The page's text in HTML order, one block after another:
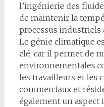
l’ingénierie des
de maintenir la
processus industriels
Le génie climatique
clé, car il permet de
environnementales
les travailleurs et les
commerciaux et
également un aspect